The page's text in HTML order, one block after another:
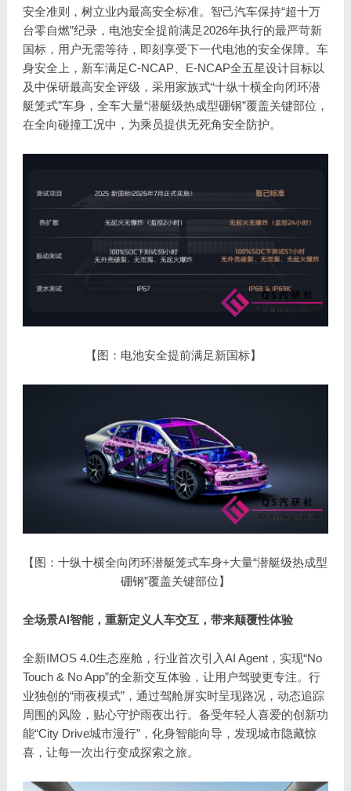
安全准则，树立业内最高安全标准。智己汽车保持“超十万
台零自燃”纪录，电池安全提前满足2026年执行的最严苛新
国标，用户无需等待，即刻享受下一代电池的安全保障。车
身安全上，新车满足C-NCAP、E-NCAP全五星设计目标以
及中保研最高安全评级，采用家族式“十纵十横全向闭环潜
艇笼式”车身，全车大量“潜艇级热成型硼钢”覆盖关键部位，
在全向碰撞工况中，为乘员提供无死角安全防护。
【图：电池安全提前满足新国标】
【图：十纵十横全向闭环潜艇笼式车身+大量“潜艇级热成型
硼钢”覆盖关键部位】
全场景AI智能，重新定义人车交互，带来颠覆性体验
全新IMOS 4.0生态座舱，行业首次引入AI Agent，实现“No
Touch & No App”的全新交互体验，让用户驾驶更专注。行
业独创的“雨夜模式”，通过驾舱屏实时呈现路况，动态追踪
周围的风险，贴心守护雨夜出行。备受年轻人喜爱的创新功
能“City Drive城市漫行”，化身智能向导，发现城市隐藏惊
喜，让每一次出行变成探索之旅。